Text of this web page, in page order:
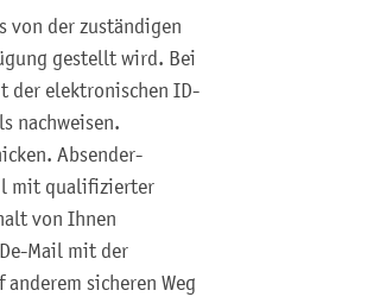
von der zuständigen
gestellt wird. Bei
der elektronischen ID-
nachweisen.
Absender-
mit qualifizierter
von Ihnen
Mail mit der
sicheren Weg